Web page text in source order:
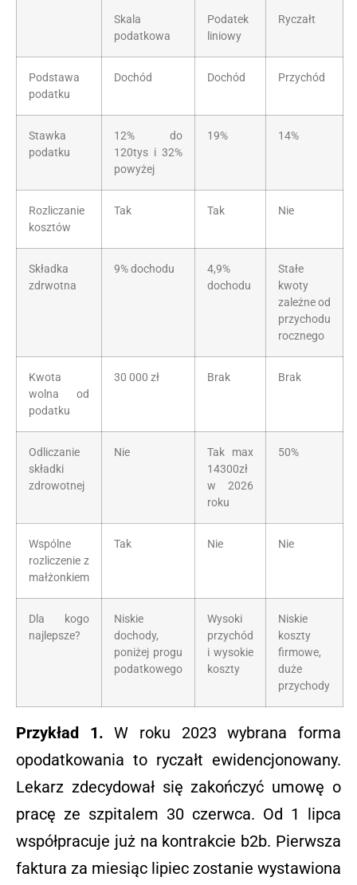
Skala
podatkowa
Podatek
liniowy
Ryczałt
Podstawa
podatku
Dochód Dochód Przychód
Stawka
podatku
12% do
120tys i 32%
powyżej
19% 14%
Rozliczanie
kosztów
Tak Tak Nie
Składka
zdrwotna
9% dochodu
4,9%
dochodu
Stałe
kwoty
zależne od
przychodu
rocznego
Kwota
wolna od
podatku
30 000 zł Brak Brak
Odliczanie
składki
zdrowotnej
Nie
Tak max
14300zł
w 2026
roku
50%
Wspólne
rozliczenie z
małżonkiem
Tak Nie Nie
Dla kogo
najlepsze?
Niskie
dochody,
poniżej progu
podatkowego
Wysoki
przychód
i wysokie
koszty
Niskie
koszty
firmowe,
duże
przychody
Przykład 1. W roku 2023 wybrana forma
opodatkowania to ryczałt ewidencjonowany.
Lekarz zdecydował się zakończyć umowę o
pracę ze szpitalem 30 czerwca. Od 1 lipca
współpracuje już na kontrakcie b2b. Pierwsza
faktura za miesiąc lipiec zostanie wystawiona